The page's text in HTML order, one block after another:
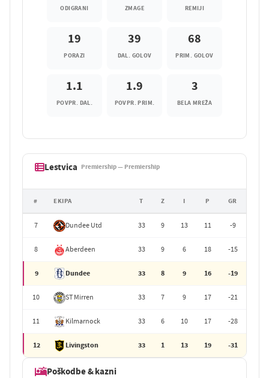
ODIGRANI ZMAGE REMIJI
19
PORAZI
39
DAL. GOLOV
68
PRIM. GOLOV
1.1
POVPR. DAL.
1.9
POVPR. PRIM.
3
BELA MREŽA
Lestvica Premiership — Premiership
# EKIPA T Z I P GR
7 Dundee Utd 33 9 13 11 -9
8 Aberdeen 33 9 6 18 -15
9 Dundee 33 8 9 16 -19
10 ST Mirren 33 7 9 17 -21
11 Kilmarnock 33 6 10 17 -28
12 Livingston 33 1 13 19 -31
Poškodbe & kazni